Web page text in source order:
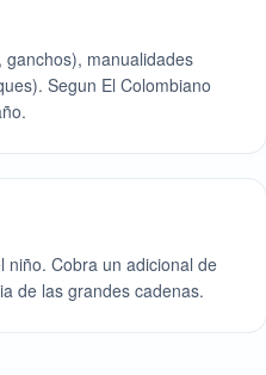
manualidades
Segun El Colombiano
niño. Cobra un adicional de
de las grandes cadenas.